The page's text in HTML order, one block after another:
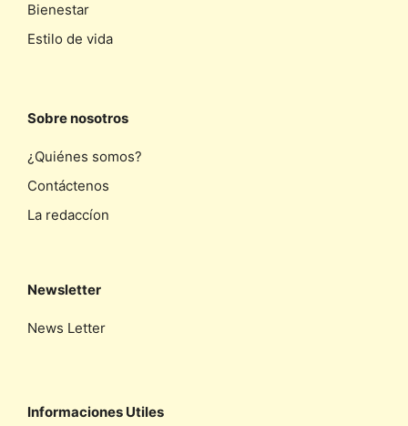
Bienestar
Estilo de vida
Sobre nosotros
¿Quiénes somos?
Contáctenos
La redaccíon
Newsletter
News Letter
Informaciones Utiles